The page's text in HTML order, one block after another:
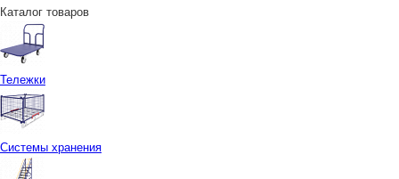
Каталог товаров
Тележки
Системы хранения